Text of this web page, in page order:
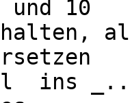
10
ins